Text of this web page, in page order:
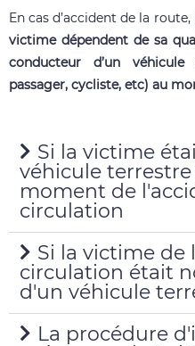
En cas d’accident de la route,
victime dépendent de sa
conducteur d’un
passager, cycliste, etc) au
Si la victime
véhicule
moment de
circulation
Si la victime de
circulation était
d'un véhicule
La procédure